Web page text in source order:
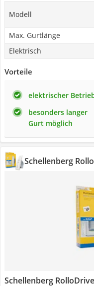
Modell
Max. Gurtlänge
Elektrisch
Vorteile
elektrischer
besonders langer
Gurt möglich
Schellenberg
Schellenberg